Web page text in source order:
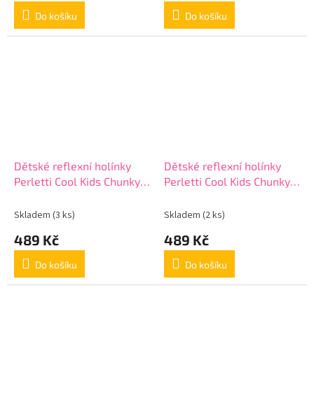
Do košíku Do košíku
Dětské reflexní holínky
Perletti Cool Kids Chunky,
Skladem (3 ks)
489 Kč
Do košíku
Dětské reflexní holínky
Perletti Cool Kids Chunky,
Skladem (2 ks)
489 Kč
Do košíku